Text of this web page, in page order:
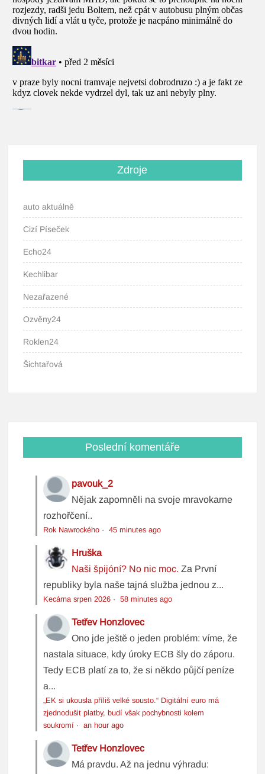
Zdroje
auto aktuálně
Cizí Píseček
Echo24
Kechlibar
Nezařazené
Ozvěny24
Roklen24
Šichtařová
Poslední komentáře
pavouk_2
Nějak zapomněli na svoje mravokarne
rozhořčení..
Rok Nawrockého ·45 minutes ago
Hruška
Naši špijóní? No nic moc. Za První
republiky byla naše tajná služba jednou z...
Kecárna srpen 2026 ·58 minutes ago
Tetřev Honzlovec
Ono jde ještě o jeden problém: víme, že
nastala situace, kdy úroky ECB šly do záporu.
Tedy ECB platí za to, že si někdo půjčí peníze
a...
„EK si ukousla příliš velké sousto.“ Digitální euro má
zjednodušit platby, budí však pochybnosti kolem
soukromí ·an hour ago
Tetřev Honzlovec
Má pravdu. Až na jednu výhradu: